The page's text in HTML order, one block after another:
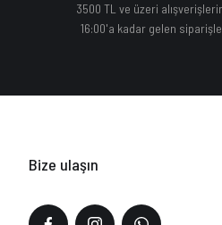
3500 TL ve üzeri
16:00'a kadar gelen
Bize ulaşın